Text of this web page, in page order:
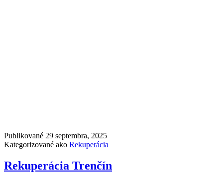
Publikované 29 septembra, 2025
Kategorizované ako Rekuperácia
Rekuperácia Trenčín